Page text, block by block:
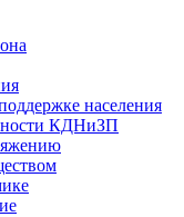
населения
КДНиЗП